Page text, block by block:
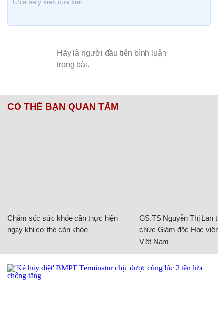
CÓ THỂ BẠN QUAN TÂM
Chăm sóc sức khỏe cần thực hiện
ngay khi cơ thể còn khỏe
GS.TS Nguyễn Thị Lan
chức Giám đốc Học
Việt Nam